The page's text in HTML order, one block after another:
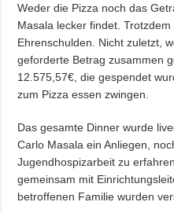
Weder die Pizza noch das
Masala lecker findet.
Ehrenschulden. Nicht zuletzt,
geforderte Betrag zusammen
12.575,57€, die gespendet
zum Pizza essen zwingen.
Das gesamte Dinner wurde
Carlo Masala ein Anliegen,
Jugendhospizarbeit zu
gemeinsam mit
betroffenen Familie wurden